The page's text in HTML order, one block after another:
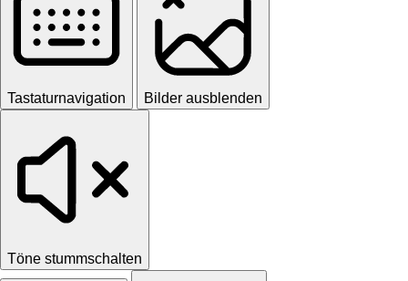
Tastaturnavigation Bilder ausblenden
Töne stummschalten